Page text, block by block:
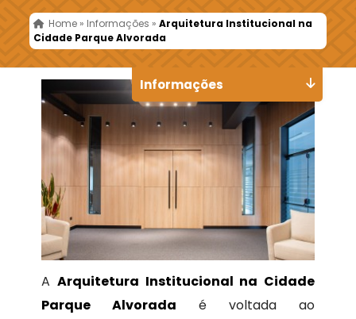
Home » Informações »Arquitetura Institucional na
Cidade Parque Alvorada
A Arquitetura Institucional na Cidade
Parque Alvorada é voltada ao
Informações